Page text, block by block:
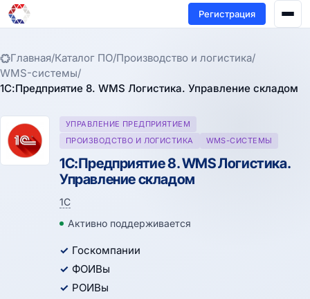
Регистрация
Главная/Каталог ПО/Производство и логистика/
WMS-системы/
1С:Предприятие 8. WMS Логистика. Управление складом
УПРАВЛЕНИЕ ПРЕДПРИЯТИЕМ
ПРОИЗВОДСТВО И ЛОГИСТИКА
WMS-СИСТЕМЫ
1С:Предприятие 8. WMS Логистика.
Управление складом
1С
Активно поддерживается
Госкомпании
ФОИВы
РОИВы